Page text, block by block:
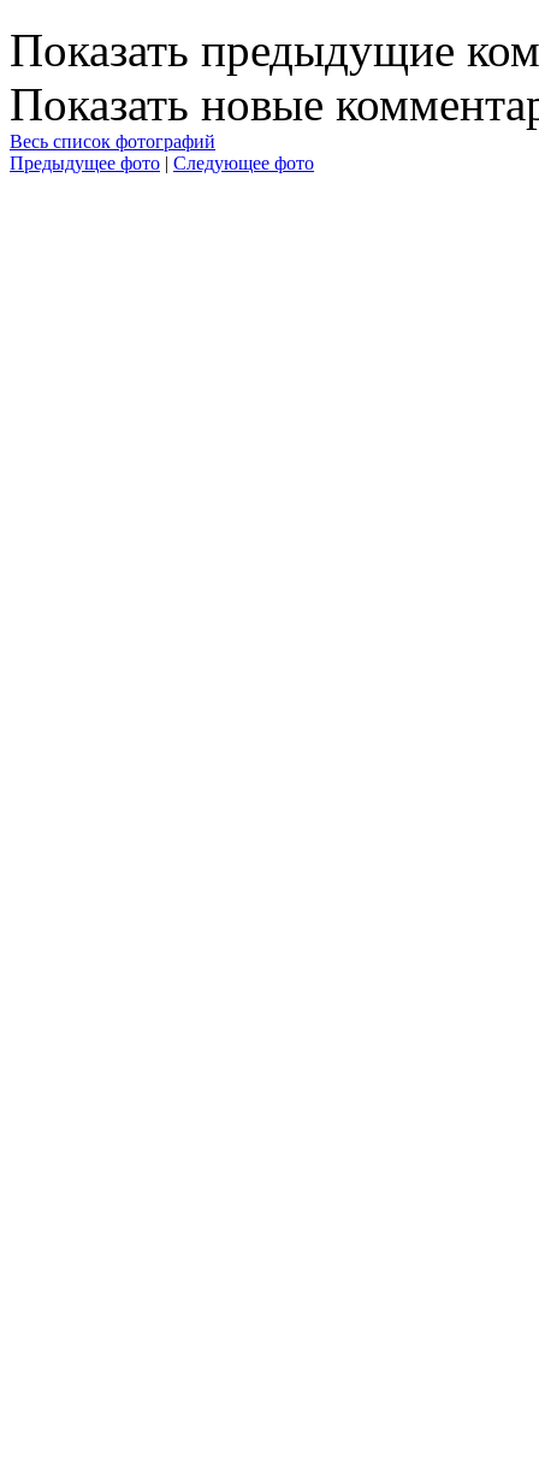
Показать предыдущие
Показать новые
Весь список фотографий
Предыдущее фото | Следующее фото